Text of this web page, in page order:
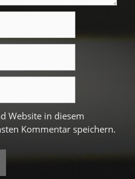
Website in diesem
Kommentar speichern.